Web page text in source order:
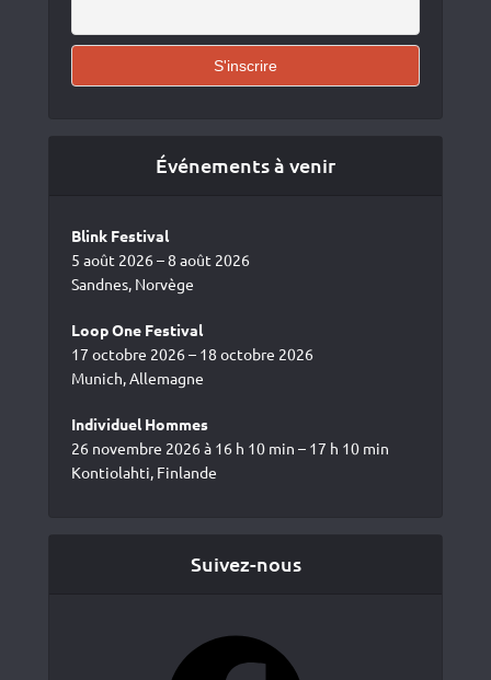
Événements à venir
Blink Festival
5 août 2026 – 8 août 2026
Sandnes, Norvège
Loop One Festival
17 octobre 2026 – 18 octobre 2026
Munich, Allemagne
Individuel Hommes
26 novembre 2026 à 16 h 10 min – 17 h 10 min
Kontiolahti, Finlande
Suivez-nous